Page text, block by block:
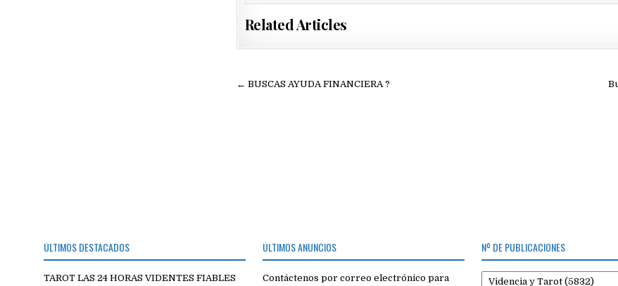
Related Articles
Navegación
← BUSCAS AYUDA FINANCIERA ?
ÚLTIMOS DESTACADOS
TAROT LAS 24 HORAS VIDENTES FIABLES
ÚLTIMOS ANUNCIOS
Contáctenos por correo electrónico para
Nº DE PUBLICACIONES